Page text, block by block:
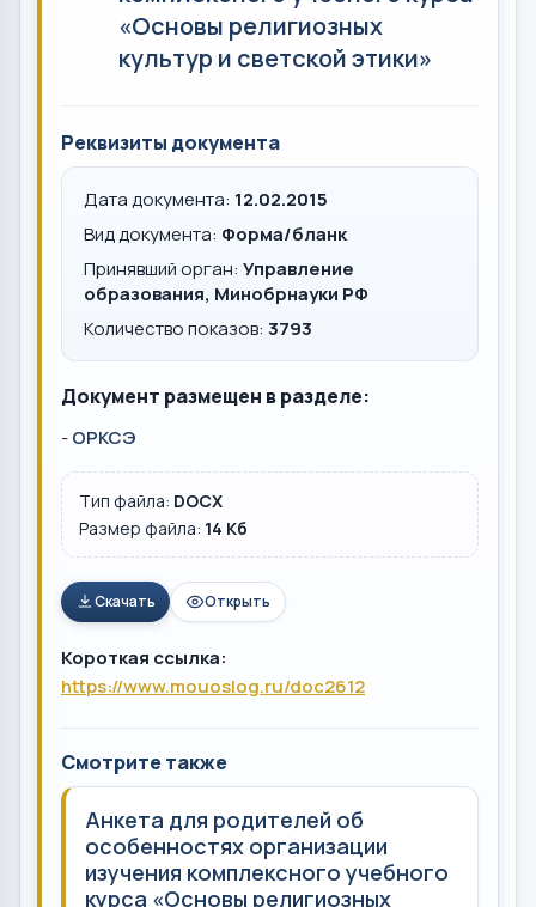
«Основы религиозных
культур и светской этики»
Реквизиты документа
Дата документа: 12.02.2015
Вид документа: Форма/бланк
Принявший орган: Управление
образования, Минобрнауки РФ
Количество показов: 3793
Документ размещен в разделе:
-ОРКСЭ
Тип файла: DOCX
Размер файла: 14 Кб
Скачать Открыть
Короткая ссылка:
https://www.mouoslog.ru/doc2612
Смотрите также
Анкета для родителей об
особенностях организации
изучения комплексного учебного
курса «Основы религиозных